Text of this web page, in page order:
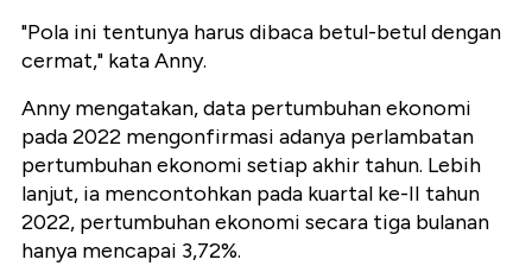
"Pola ini tentunya harus dibaca betul-betul dengan
cermat," kata Anny.
Anny mengatakan, data pertumbuhan ekonomi
pada 2022 mengonfirmasi adanya perlambatan
pertumbuhan ekonomi setiap akhir tahun. Lebih
lanjut, ia mencontohkan pada kuartal ke-II tahun
2022, pertumbuhan ekonomi secara tiga bulanan
hanya mencapai 3,72%.